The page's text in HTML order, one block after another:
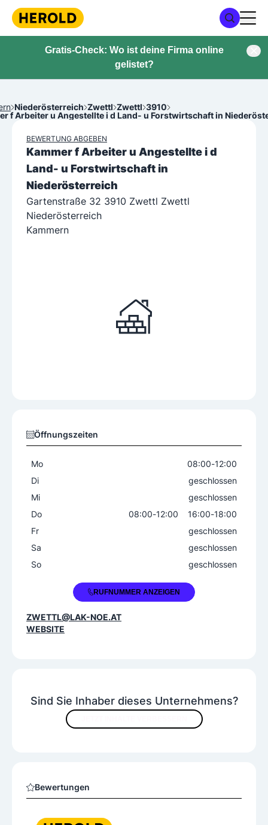
Gratis-Check: Wo ist deine Firma online
gelistet?
Niederösterreich Zwettl Zwettl 3910
f Arbeiter u Angestellte i d Land- u Forstwirtschaft in
BEWERTUNG ABGEBEN
Kammer f Arbeiter u Angestellte i d
Land- u Forstwirtschaft in
Niederösterreich
Gartenstraße 32 3910 Zwettl Zwettl
Niederösterreich
Kammern
Sind Sie Inhaber dieses Unternehmens?
Bewertungen
Öffnungszeiten
Mo 08:00-12:00
Di
geschlossen
Mi
geschlossen
Do
08:00-12:00 16:00-18:00
Fr
geschlossen
Sa
geschlossen
So
geschlossen
+43 2822 52493RUFNUMMER ANZEIGEN
ZWETTL@LAK-NOE.AT
WEBSITE